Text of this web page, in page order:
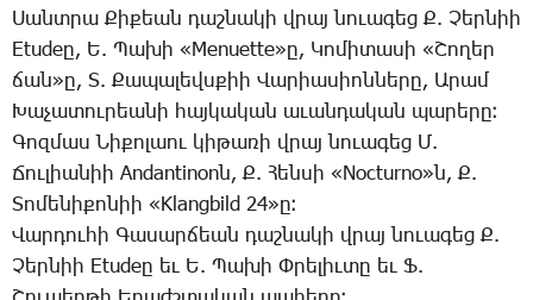
­Սանտ­րա ­Քի­քեան դաշ­նա­կի վրայ նո­ւա­գեց Ք. ­Չեր­նիի
Etudeը, Ե. ­Պա­խի «Menuette»ը, ­Կո­մի­տա­սի «­Շո­ղեր
ճան»ը, Տ. ­Քա­պա­լեվս­քիի ­Վա­րիա­սիոն­նե­րը, Ա­րամ
­Խա­չա­տու­րեա­նի հայ­կա­կան ա­ւան­դա­կան պա­րե­րը։
­Գոզ­մաս ­Նի­քո­լաու կի­թա­ռի վրայ նուա­գեց Մ.
­Ճու­լիա­նիի Andantinonն, Ք. ­Հեն­սի «Nocturno»ն, Ք.
­Տո­մե­նի­քո­նիի «Klangbild 24»ը։
­Վար­դու­հի ­Գա­սար­ճեան դաշ­նա­կի վրայ նո­ւա­գեց Ք.
­Չեր­նիի Etudeը եւ Ե. ­Պա­խի Փ­րե­լիւ­տը եւ Ֆ.